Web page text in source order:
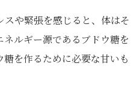
や緊張を感じると、体はそ
ルギー源であるブドウ糖を
を作るために必要な甘いも